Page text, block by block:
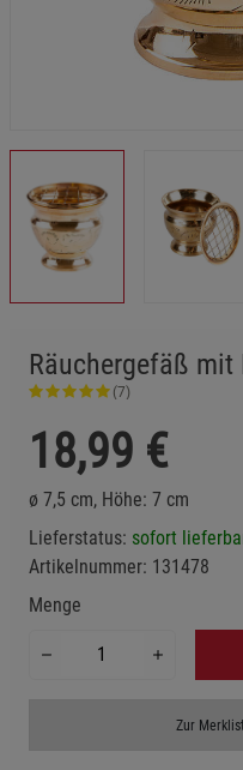
Räuchergefäß
(7)
18,99 €
ø 7,5 cm, Höhe: 7 cm
Lieferstatus: sofort
Artikelnummer: 131478
Menge
Zur